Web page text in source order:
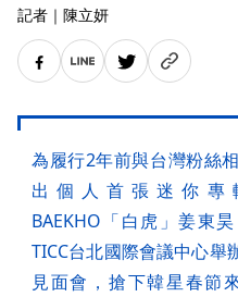
記者 ｜ 陳立妍
為履行2年前與台灣粉絲
出個人首張迷你專
BAEKHO「白虎」姜東
TICC台北國際會議中心舉
見面會，搶下韓星春節